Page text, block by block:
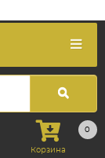
0
Корзина